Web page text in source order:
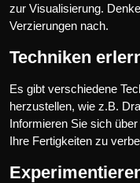
zur Visualisierung.
Verzierungen nach.
Techniken
Es gibt verschiedene
herzustellen, wie z.B.
Informieren Sie sich
Ihre Fertigkeiten zu